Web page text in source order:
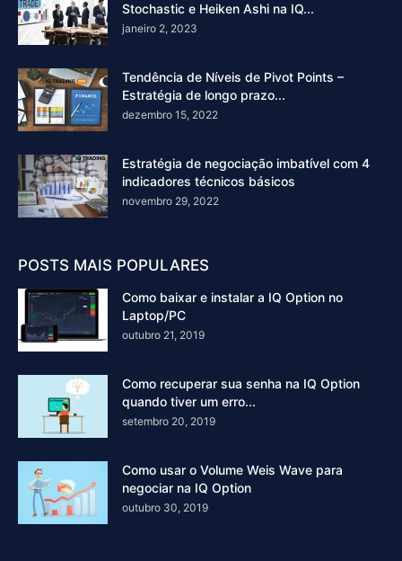
Stochastic e Heiken Ashi na IQ...
janeiro 2, 2023
Tendência de Níveis de Pivot Points –
Estratégia de longo prazo...
dezembro 15, 2022
Estratégia de negociação imbatível com 4
indicadores técnicos básicos
novembro 29, 2022
POSTS MAIS POPULARES
Como baixar e instalar a IQ Option no
Laptop/PC
outubro 21, 2019
Como recuperar sua senha na IQ Option
quando tiver um erro...
setembro 20, 2019
Como usar o Volume Weis Wave para
negociar na IQ Option
outubro 30, 2019